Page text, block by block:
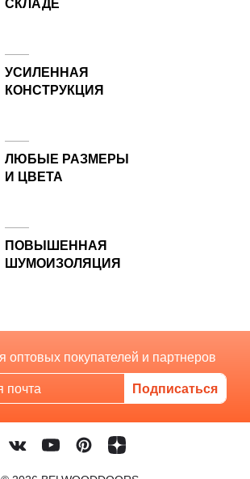
УСИЛЕННАЯ
КОНСТРУКЦИЯ
ЛЮБЫЕ РАЗМЕРЫ
И ЦВЕТА
ПОВЫШЕННАЯ
ШУМОИЗОЛЯЦИЯ
оптовых покупателей и партнеров